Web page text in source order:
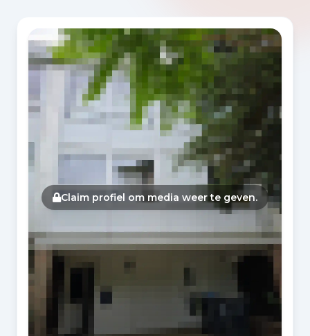
Fotogalerij
Claim profiel om media weer te geven.